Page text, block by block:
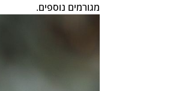
מגורמים נוספים.